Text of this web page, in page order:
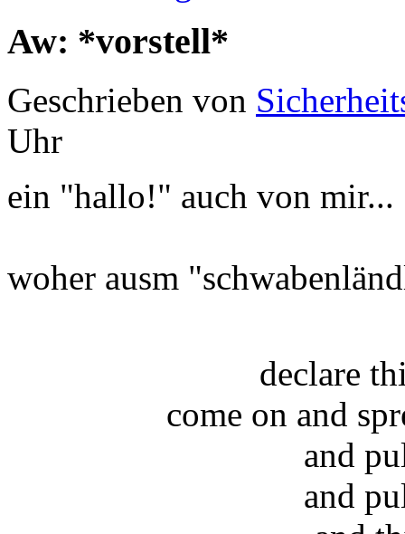
Aw: *vorstell*
Geschrieben von
Uhr
ein "hallo!" auch von mir...
woher ausm
declare
come on and
and
and